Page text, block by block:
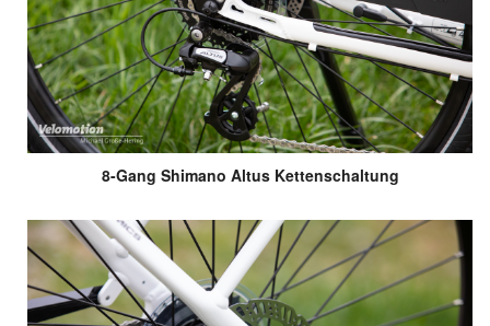
8-Gang Shimano Altus Kettenschaltung